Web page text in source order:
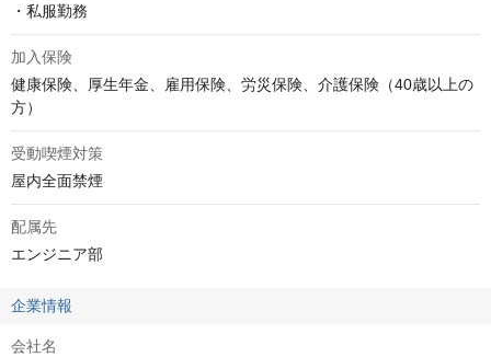
・私服勤務
加入保険
健康保険、厚生年金、雇用保険、労災保険、介護保険（40歳以上の
方）
受動喫煙対策
屋内全面禁煙
配属先
エンジニア部
企業情報
会社名